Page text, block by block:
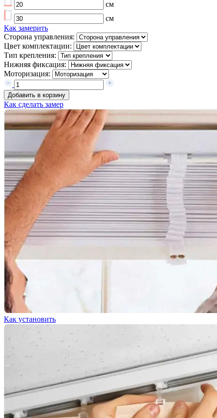
см
см
Как замерить
Сторона управления:
Цвет комплектации:
Тип крепления:
Нижняя фиксация:
Моторизация:
Добавить в корзину
Как сделать замер
Как установить